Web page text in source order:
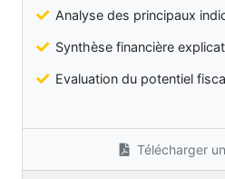
Analyse des principaux
Synthèse financière
Evaluation du potentiel
Télécharger